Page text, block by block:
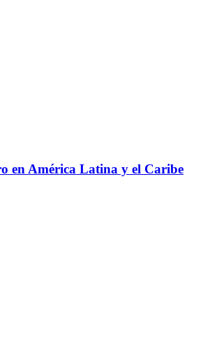
en América Latina y el Caribe